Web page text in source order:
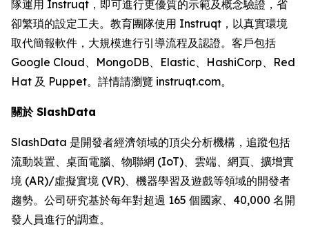
隊運用 Instruqt，即可進行更優質的示範及概念驗證，省
卻繁瑣的設定工夫。教育團隊使用 Instruqt，以真實環境
取代簡報軟件，大規模進行引導流程及認證。客戶包括
Google Cloud、MongoDB、Elastic、HashiCorp、Red
Hat 及 Puppet。詳情請瀏覽 instruqt.com。
關於 SlashData
SlashData 是開發者經濟領域的頂尖分析機構，追蹤包括
流動裝置、桌面電腦、物聯網 (IoT)、雲端、網頁、擴增實
境 (AR)/虛擬實境 (VR)、機器學習及遊戲等領域的開發者
趨勢。公司研究基於每年對超過 165 個國家、40,000 名開
發人員進行的調查。